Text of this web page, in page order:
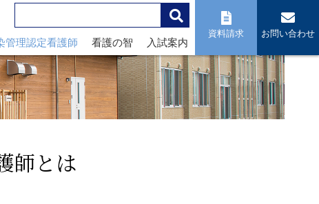
管理認定看護師 看護の智 入試案内
資料請求 お問い合わせ
師とは